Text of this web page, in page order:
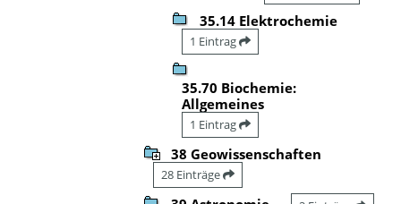
35.14 Elektrochemie
1 Eintrag
35.70 Biochemie:
Allgemeines
1 Eintrag
38 Geowissenschaften
28 Einträge